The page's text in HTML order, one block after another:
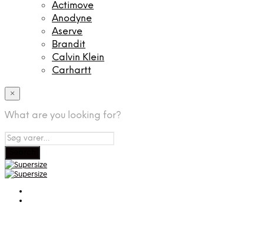
Actimove
Anodyne
Aserve
Brandit
Calvin Klein
Carhartt
×
What are you looking for?